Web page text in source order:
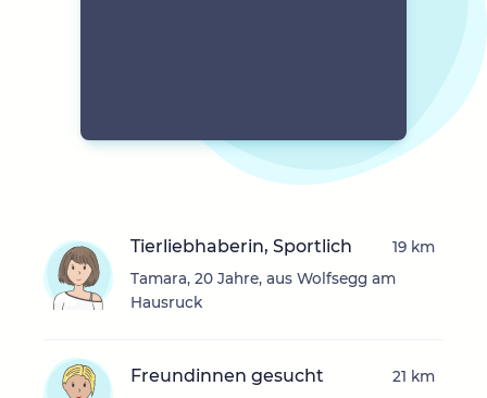
Tierliebhaberin, Sportlich
Tamara, 20 Jahre, aus Wolfsegg am
Hausruck
19 km
Freundinnen gesucht 21 km